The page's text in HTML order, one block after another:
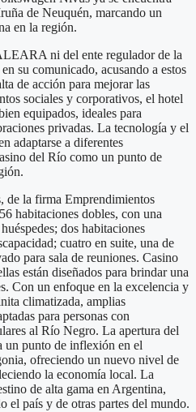
de Neuquén, marcando un
en la región.
ni del ente regulador de la
su comunicado, acusando a estos
de acción para mejorar las
sociales y corporativos, el hotel
equipados, ideales para
privadas. La tecnología y el
adaptarse a diferentes
del Río como un punto de
de la firma Emprendimientos
habitaciones dobles, con una
dos habitaciones
cuatro en suite, una de
para sala de reuniones. Casino
están diseñados para brindar una
Con un enfoque en la excelencia y
climatizada, amplias
para personas con
al Río Negro. La apertura del
un punto de inflexión en el
ofreciendo un nuevo nivel de
la economía local. La
de alta gama en Argentina,
el país y de otras partes del mundo.